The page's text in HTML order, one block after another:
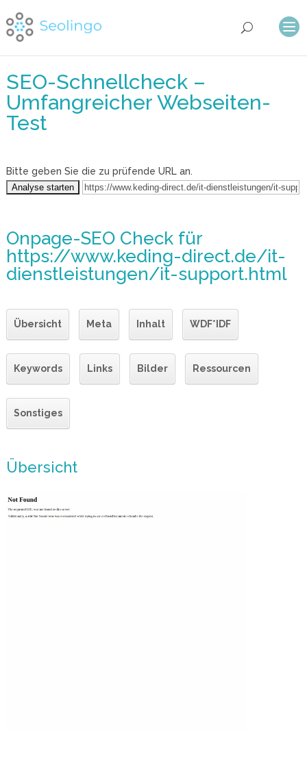
SEO-Schnellcheck –
Umfangreicher Webseiten-
Test
Bitte geben Sie die zu prüfende URL an.
Onpage-SEO Checkfür
https://www.keding-direct.de/it-
dienstleistungen/it-support.html
Übersicht Meta Inhalt WDF*IDF
Keywords Links Bilder Ressourcen
Sonstiges
Übersicht